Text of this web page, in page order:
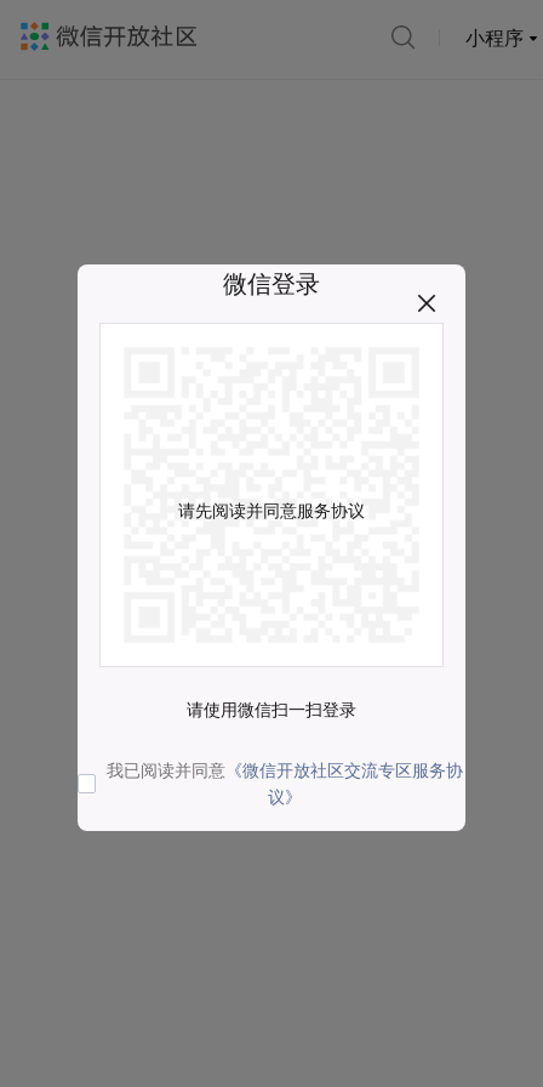
小程序
微信登录
请先阅读并同意服务协议
请使用微信扫一扫登录
我已阅读并同意 《微信开放社区交流专区服务协
议》